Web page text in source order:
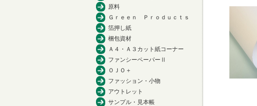
原料
Ｇｒｅｅｎ Ｐｒｏｄｕｃｔｓ
箔押し紙
梱包資材
Ａ４・Ａ３カット紙コーナー
ファンシーペーパーⅡ
ＯＪＯ＋
ファッション・小物
アウトレット
サンプル・見本帳